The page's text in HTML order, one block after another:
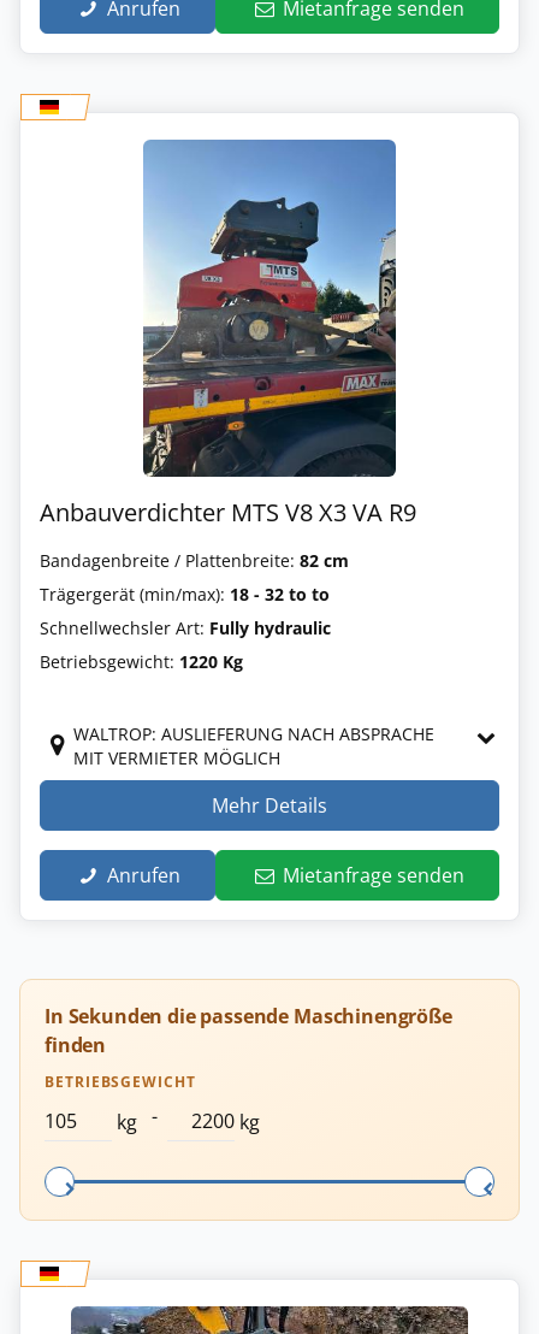
Anrufen Mietanfrage senden
Anbauverdichter MTS V8 X3 VA R9
Bandagenbreite / Plattenbreite: 82 cm
Trägergerät (min/max): 18 - 32 to to
Schnellwechsler Art: Fully hydraulic
Betriebsgewicht: 1220 Kg
WALTROP: AUSLIEFERUNG NACH ABSPRACHE
MIT VERMIETER MÖGLICH
Mehr Details
Anrufen Mietanfrage senden
In Sekunden die passende Maschinengröße
finden
BETRIEBSGEWICHT
kg - kg